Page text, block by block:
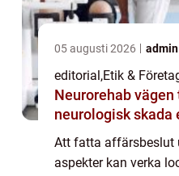
05 augusti 2026 admin
editorial ,Etik &
Neurorehab vägen tillbaka efter
neurologisk skada
Att fatta affärsbeslut
aspekter kan verka